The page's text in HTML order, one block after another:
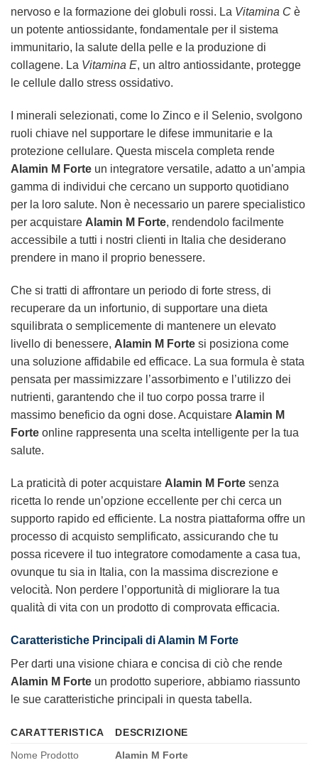
nervoso e la formazione dei globuli rossi. La Vitamina C è
un potente antiossidante, fondamentale per il sistema
immunitario, la salute della pelle e la produzione di
collagene. La Vitamina E, un altro antiossidante, protegge
le cellule dallo stress ossidativo.
I minerali selezionati, come lo Zinco e il Selenio, svolgono
ruoli chiave nel supportare le difese immunitarie e la
protezione cellulare. Questa miscela completa rende
Alamin M Forte un integratore versatile, adatto a un’ampia
gamma di individui che cercano un supporto quotidiano
per la loro salute. Non è necessario un parere specialistico
per acquistare Alamin M Forte, rendendolo facilmente
accessibile a tutti i nostri clienti in Italia che desiderano
prendere in mano il proprio benessere.
Che si tratti di affrontare un periodo di forte stress, di
recuperare da un infortunio, di supportare una dieta
squilibrata o semplicemente di mantenere un elevato
livello di benessere, Alamin M Forte si posiziona come
una soluzione affidabile ed efficace. La sua formula è stata
pensata per massimizzare l’assorbimento e l’utilizzo dei
nutrienti, garantendo che il tuo corpo possa trarre il
massimo beneficio da ogni dose. Acquistare Alamin M
Forte online rappresenta una scelta intelligente per la tua
salute.
La praticità di poter acquistare Alamin M Forte senza
ricetta lo rende un’opzione eccellente per chi cerca un
supporto rapido ed efficiente. La nostra piattaforma offre un
processo di acquisto semplificato, assicurando che tu
possa ricevere il tuo integratore comodamente a casa tua,
ovunque tu sia in Italia, con la massima discrezione e
velocità. Non perdere l’opportunità di migliorare la tua
qualità di vita con un prodotto di comprovata efficacia.
Caratteristiche Principali di Alamin M Forte
Per darti una visione chiara e concisa di ciò che rende
Alamin M Forte un prodotto superiore, abbiamo riassunto
le sue caratteristiche principali in questa tabella.
CARATTERISTICA
DESCRIZIONE
Nome Prodotto
Alamin M Forte